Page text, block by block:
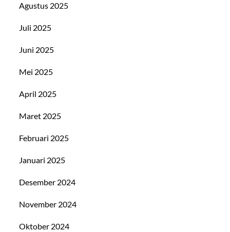
Agustus 2025
Juli 2025
Juni 2025
Mei 2025
April 2025
Maret 2025
Februari 2025
Januari 2025
Desember 2024
November 2024
Oktober 2024